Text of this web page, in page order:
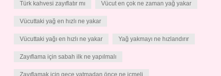
Türk kahvesi zayıflatır mı Vücut en çok ne zaman yağ yakar
Vücuttaki yağ en hızlı ne yakar
Vücuttaki yağı en hızlı ne yakar Yağ yakmayı ne hızlandırır
Zayıflama için sabah ilk ne yapılmalı
Zayıflamak için gece yatmadan önce ne içmeli